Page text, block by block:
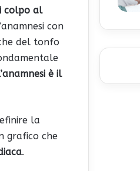
colpo al
con
del tonfo
è il
la
grafico che
.